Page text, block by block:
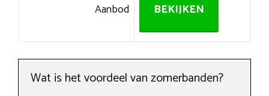
Aanbod BEKIJKEN
Wat is het voordeel van zomerbanden?